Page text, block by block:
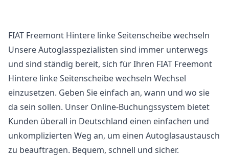
FIAT Freemont Hintere linke Seitenscheibe wechseln
Unsere Autoglasspezialisten sind immer unterwegs
und sind ständig bereit, sich für Ihren FIAT Freemont
Hintere linke Seitenscheibe wechseln Wechsel
einzusetzen. Geben Sie einfach an, wann und wo sie
da sein sollen. Unser Online-Buchungssystem bietet
Kunden überall in Deutschland einen einfachen und
unkomplizierten Weg an, um einen Autoglasaustausch
zu beauftragen. Bequem, schnell und sicher.